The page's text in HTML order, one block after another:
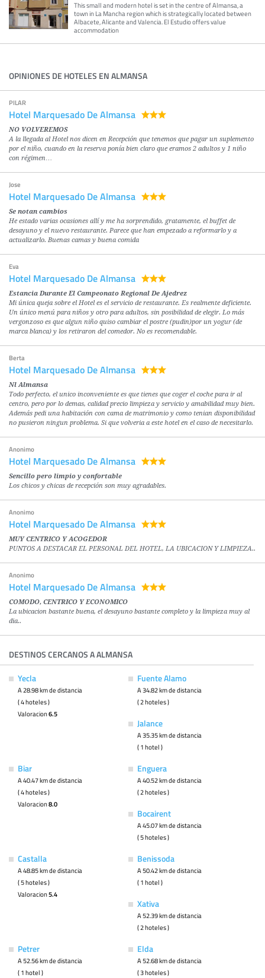
This small and modern hotel is set in the centre of Almansa, a
town in La Mancha region which is strategically located between
Albacete, Alicante and Valencia. El Estudio offers value
accommodation
OPINIONES DE HOTELES EN ALMANSA
PILAR
Hotel Marquesado De Almansa
NO VOLVEREMOS
A la llegada al Hotel nos dicen en Recepción que tenemos que pagar un suplemento
por el niño, cuando en la reserva ponía bien claro que eramos 2 adultos y 1 niño
con régimen…
Jose
Hotel Marquesado De Almansa
Se notan cambios
He estado varias ocasiones allí y me ha sorprendido, gratamente, el buffet de
desayuno y el nuevo restaurante. Parece que han empezado a reformarlo y a
actualizarlo. Buenas camas y buena comida
Eva
Hotel Marquesado De Almansa
Estancia Durante El Campeonato Regional De Ajedrez
Mi única queja sobre el Hotel es el servicio de restaurante. Es realmente deficiente.
Un único menú para niños y otro para adultos, sin posibilidad de elegir. Lo más
vergonzoso es que algun niño quiso cambiar el postre (pudin)por un yogur (de
marca blanca) y los retiraron del comedor. No es recomendable.
Berta
Hotel Marquesado De Almansa
Nl Almansa
Todo perfecto, el unico inconveniente es que tienes que coger el coche para ir al
centro, pero por lo demas, calidad precio limpieza y servicio y amabilidad muy bien.
Además pedi una habitación con cama de matrimonio y como tenian disponibilidad
no pusieron ningun problema. Si que volveria a este hotel en el caso de necesitarlo.
Anonimo
Hotel Marquesado De Almansa
Sencillo pero limpio y confortable
Los chicos y chicas de recepción son muy agradables.
Anonimo
Hotel Marquesado De Almansa
MUY CENTRICO Y ACOGEDOR
PUNTOS A DESTACAR EL PERSONAL DEL HOTEL, LA UBICACION Y LIMPIEZA..
Anonimo
Hotel Marquesado De Almansa
COMODO, CENTRICO Y ECONOMICO
La ubicacion bastante buena, el desayuno bastante completo y la limpieza muy al
dia..
DESTINOS CERCANOS A ALMANSA
Yecla
A 28.98 km de distancia
( 4 hoteles )
Valoracion6.5
Fuente Alamo
A 34.82 km de distancia
( 2 hoteles )
Jalance
A 35.35 km de distancia
( 1 hotel )
Biar
A 40.47 km de distancia
( 4 hoteles )
Valoracion8.0
Enguera
A 40.52 km de distancia
( 2 hoteles )
Bocairent
A 45.07 km de distancia
( 5 hoteles )
Castalla
A 48.85 km de distancia
( 5 hoteles )
Valoracion5.4
Benissoda
A 50.42 km de distancia
( 1 hotel )
Xativa
A 52.39 km de distancia
( 2 hoteles )
Petrer
A 52.56 km de distancia
( 1 hotel )
Elda
A 52.68 km de distancia
( 3 hoteles )